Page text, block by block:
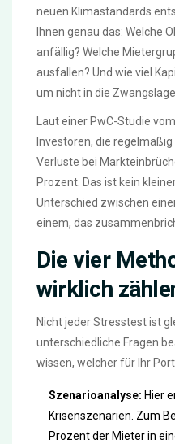
neuen Klimastandards
Ihnen genau das: Welche
anfällig? Welche
ausfallen? Und wie viel
um nicht in die
Laut einer PwC-Studie
Investoren, die
Verluste bei
Prozent. Das ist kein
Unterschied zwischen
einem, das
Die vier
wirklich
Nicht jeder Stresstest ist
unterschiedliche Fragen
wissen, welcher für Ihr
Szenarioanalyse: Hier
Krisenszenarien. Zum
Prozent der Mieter in